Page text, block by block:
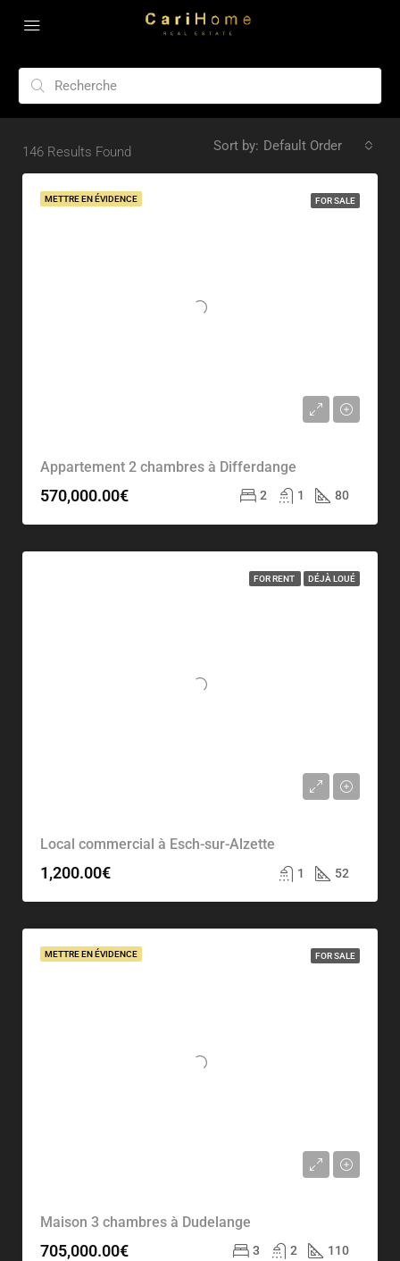
146 Results Found Sort by: Default Order
METTRE EN ÉVIDENCE FOR SALE
Appartement 2 chambres à Differdange
570,000.00€ 2 1 80
FOR RENT DÉJÀ LOUÉ
Local commercial à Esch-sur-Alzette
1,200.00€ 1 52
METTRE EN ÉVIDENCE FOR SALE
Maison 3 chambres à Dudelange
705,000.00€ 3 2 110